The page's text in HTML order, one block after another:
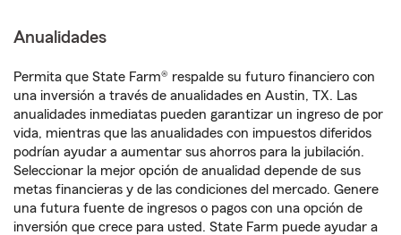
Anualidades
Permita que State Farm® respalde su futuro financiero con
una inversión a través de anualidades en Austin, TX. Las
anualidades inmediatas pueden garantizar un ingreso de por
vida, mientras que las anualidades con impuestos diferidos
podrían ayudar a aumentar sus ahorros para la jubilación.
Seleccionar la mejor opción de anualidad depende de sus
metas financieras y de las condiciones del mercado. Genere
una futura fuente de ingresos o pagos con una opción de
inversión que crece para usted. State Farm puede ayudar a